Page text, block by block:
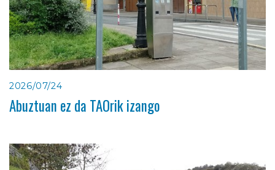
2026/07/24
Abuztuan ez da TAOrik izango